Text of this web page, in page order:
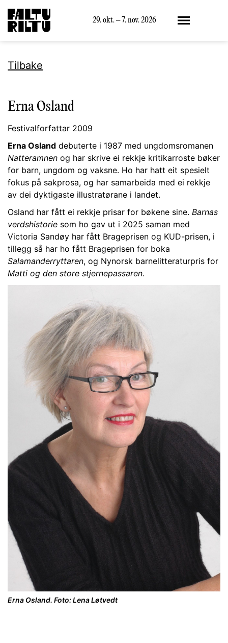
29. okt. – 7. nov. 2026 Meny
Tilbake
Erna Osland. Foto: Lena Løtvedt
Erna Osland
Festivalforfattar 2009
Erna Osland debuterte i 1987 med ungdomsromanen
Natteramnen og har skrive ei rekkje kritikarroste bøker
for barn, ungdom og vaksne. Ho har hatt eit spesielt
fokus på sakprosa, og har samarbeida med ei rekkje
av dei dyktigaste illustratørane i landet.
Osland har fått ei rekkje prisar for bøkene sine.Barnas
verdshistorie som ho gav ut i 2025 saman med
Victoria Sandøy har fått Brageprisen og KUD-prisen, i
tillegg så har ho fått Brageprisen for boka
Salamanderryttaren, og Nynorsk barnelitteraturpris for
Matti og den store stjernepassaren.